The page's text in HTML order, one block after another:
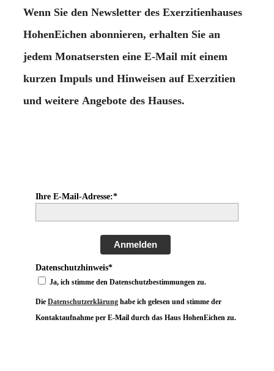
Wenn Sie den Newsletter des Exerzitienhauses
HohenEichen abonnieren, erhalten Sie an
jedem Monatsersten eine E-Mail mit einem
kurzen Impuls und Hinweisen auf Exerzitien
und weitere Angebote des Hauses.
Ihre E-Mail-Adresse:*
Anmelden
Datenschutzhinweis*
Ja, ich stimme den Datenschutzbestimmungen zu.
Die Datenschutzerklärung habe ich gelesen und stimme der
Kontaktaufnahme per E-Mail durch das Haus HohenEichen zu.